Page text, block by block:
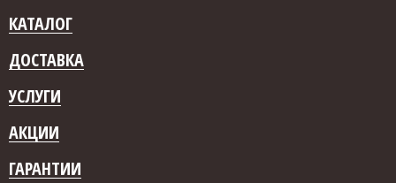
КАТАЛОГ
ДОСТАВКА
УСЛУГИ
АКЦИИ
ГАРАНТИИ